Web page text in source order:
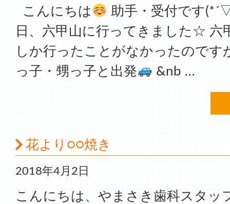
こんにちは
助手・受付です
日、六甲山に行ってきました☆ 六
しか行ったことがなかったのです
っ子・甥っ子と出発
&nb …
花より○○焼き
2018年4月2日
こんにちは、やまさき歯科スタッ